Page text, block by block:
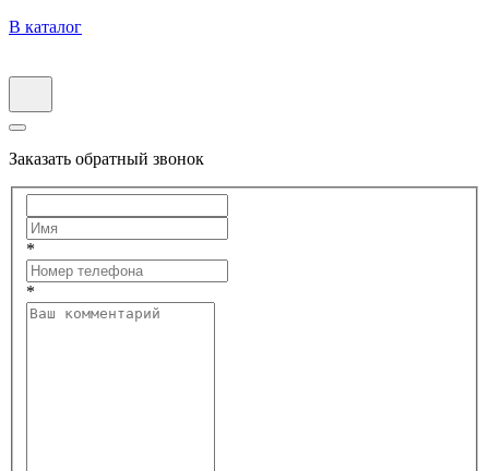
В каталог
Заказать обратный звонок
*
*